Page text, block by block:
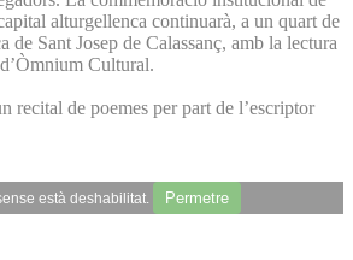
alturgellenca continuarà, a un quart de
de Sant Josep de Calassanç, amb la lectura
Cultural.
recital de poemes per part de l’escriptor
està deshabilitat. Permetre